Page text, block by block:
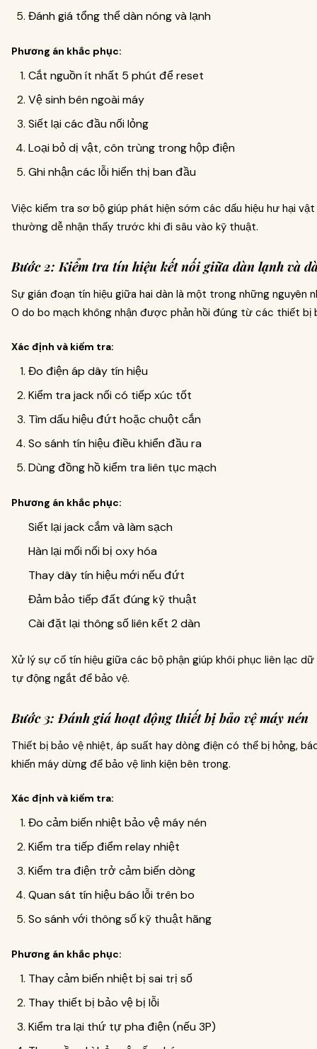
Đánh giá tổng thể dàn nóng và lạnh
Phương án khắc phục:
Cắt nguồn ít nhất 5 phút để reset
Vệ sinh bên ngoài máy
Siết lại các đầu nối lỏng
Loại bỏ dị vật, côn trùng trong hộp điện
Ghi nhận các lỗi hiển thị ban đầu
Việc kiểm tra sơ bộ giúp phát hiện sớm các dấu hiệu hư hại
thường dễ nhận thấy trước khi đi sâu vào kỹ thuật.
Bước 2: Kiểm tra tín hiệu kết nối giữa dàn lạnh và
Sự gián đoạn tín hiệu giữa hai dàn là một trong những nguyên
0 do bo mạch không nhận được phản hồi đúng từ các thiết bị
Xác định và kiểm tra:
Đo điện áp dây tín hiệu
Kiểm tra jack nối có tiếp xúc tốt
Tìm dấu hiệu đứt hoặc chuột cắn
So sánh tín hiệu điều khiển đầu ra
Dùng đồng hồ kiểm tra liên tục mạch
Phương án khắc phục:
Siết lại jack cắm và làm sạch
Hàn lại mối nối bị oxy hóa
Thay dây tín hiệu mới nếu đứt
Đảm bảo tiếp đất đúng kỹ thuật
Cài đặt lại thông số liên kết 2 dàn
Xử lý sự cố tín hiệu giữa các bộ phận giúp khôi phục liên lạc dữ
tự động ngắt để bảo vệ.
Bước 3: Đánh giá hoạt động thiết bị bảo vệ máy nén
Thiết bị bảo vệ nhiệt, áp suất hay dòng điện có thể bị hỏng,
khiến máy dừng để bảo vệ linh kiện bên trong.
Xác định và kiểm tra:
Đo cảm biến nhiệt bảo vệ máy nén
Kiểm tra tiếp điểm relay nhiệt
Kiểm tra điện trở cảm biến dòng
Quan sát tín hiệu báo lỗi trên bo
So sánh với thông số kỹ thuật hãng
Phương án khắc phục:
Thay cảm biến nhiệt bị sai trị số
Thay thiết bị bảo vệ bị lỗi
Kiểm tra lại thứ tự pha điện (nếu 3P)